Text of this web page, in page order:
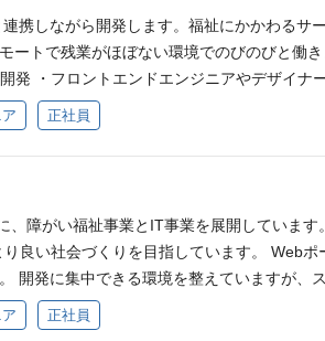
（メンバー育成・KPI管理など） ・法人営
ータや市場動向を踏まえて、 商品・サー
ナー）と連携し、プロジェクトを推進した
ケティングの知識 ・商品企画や販促施策の
携しながら開発します。福祉にかかわるサ
ートで残業がほぼない環境でのびのびと働き
発 ・フロントエンドエンジニアやデザイナ
ト、結合テストの実施 ・システムの運用・
オフショア拠点と連携して開発するグロー
須条件 ・バックエンド・Web関連開発経
／ TypeScript（React） ※以下社内で利用し
・グローバル環境での開発を経験したい方
キシブルに動ける順応力のある方 ・責任感
正社員
障がい福祉事業とIT事業を展開していま
良い社会づくりを目指しています。 Web
開発に集中できる環境を整えていますが、
ただきます。 【担当プロダクト】 ◆社内
知・情報集約機能など、当社の事業基盤を支
正社員